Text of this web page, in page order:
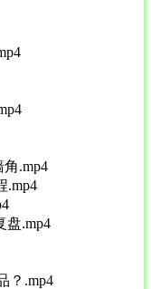
角.mp4
.mp4
盘.mp4
？.mp4